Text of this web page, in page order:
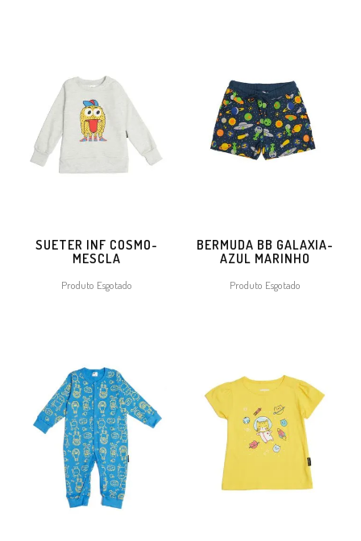
SUETER INF COSMO-
MESCLA
Produto Esgotado
BERMUDA BB GALAXIA-
AZUL MARINHO
Produto Esgotado